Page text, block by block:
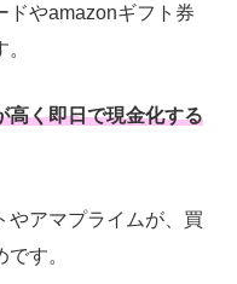
ドやamazonギフト券
高く即日で現金化する
やアマプライムが、買
す。